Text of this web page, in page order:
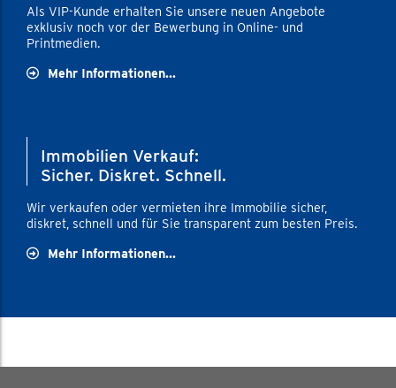
Als VIP-Kunde erhalten Sie unsere neuen Angebote
exklusiv noch vor der Bewerbung in Online- und
Printmedien.
Mehr Informationen...
Immobilien Verkauf:
Sicher. Diskret. Schnell.
Wir verkaufen oder vermieten ihre Immobilie sicher,
diskret, schnell und für Sie transparent zum besten Preis.
Mehr Informationen...